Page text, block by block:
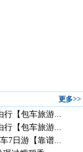
更多>>
【包车旅游...
【包车旅游...
7日游【靠谱...